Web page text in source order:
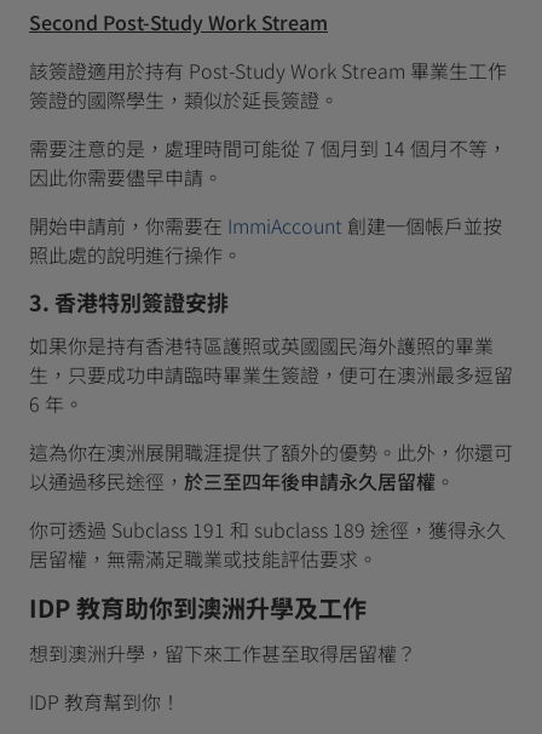
Second Post-Study Work Stream
該簽證適用於持有 Post-Study Work Stream 畢業生工作
簽證的國際學生，類似於延長簽證。
需要注意的是，處理時間可能從 7 個月到 14 個月不等，
因此你需要儘早申請。
開始申請前，你需要在 ImmiAccount 創建一個帳戶並按
照此處的說明進行操作。
3. 香港特別簽證安排
如果你是持有香港特區護照或英國國民海外護照的畢業
生，只要成功申請臨時畢業生簽證，便可在澳洲最多逗留
6 年。
這為你在澳洲展開職涯提供了額外的優勢。此外，你還可
以通過移民途徑， 於三至四年後申請永久居留權 。
你可透過 Subclass 191 和 subclass 189 途徑，獲得永久
居留權，無需滿足職業或技能評估要求。
IDP 教育助你到澳洲升學及工作
想到澳洲升學，留下來工作甚至取得居留權？
IDP 教育幫到你！